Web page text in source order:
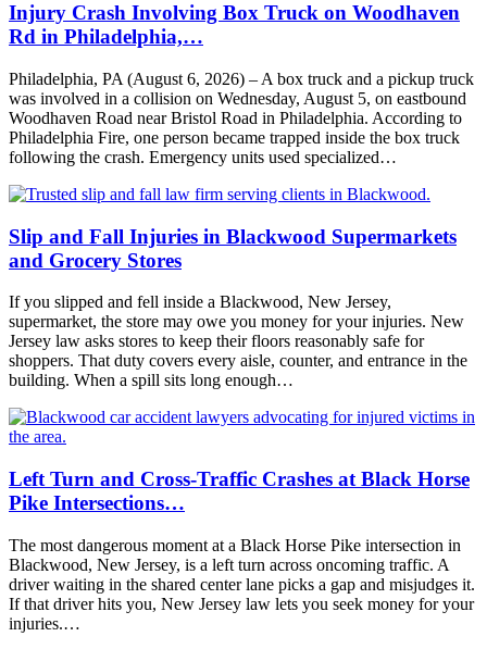
Injury Crash Involving Box Truck on Woodhaven
Rd in Philadelphia,…
Philadelphia, PA (August 6, 2026) – A box truck and a pickup truck
was involved in a collision on Wednesday, August 5, on eastbound
Woodhaven Road near Bristol Road in Philadelphia. According to
Philadelphia Fire, one person became trapped inside the box truck
following the crash. Emergency units used specialized…
Slip and Fall Injuries in Blackwood Supermarkets
and Grocery Stores
If you slipped and fell inside a Blackwood, New Jersey,
supermarket, the store may owe you money for your injuries. New
Jersey law asks stores to keep their floors reasonably safe for
shoppers. That duty covers every aisle, counter, and entrance in the
building. When a spill sits long enough…
Left Turn and Cross-Traffic Crashes at Black Horse
Pike Intersections…
The most dangerous moment at a Black Horse Pike intersection in
Blackwood, New Jersey, is a left turn across oncoming traffic. A
driver waiting in the shared center lane picks a gap and misjudges it.
If that driver hits you, New Jersey law lets you seek money for your
injuries.…